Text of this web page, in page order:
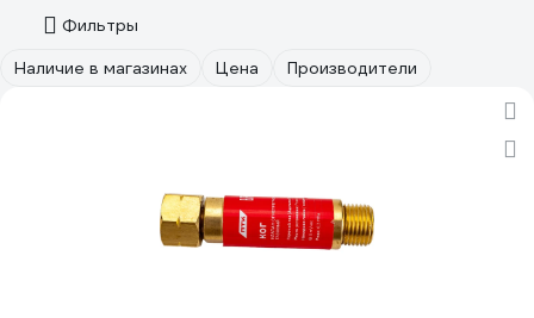
Фильтры
Наличие в магазинах
Цена Производители